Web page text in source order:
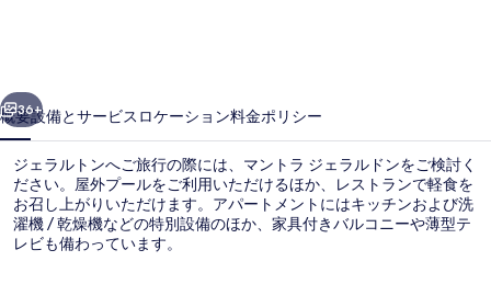
ル
ド
ン
の
写
36+
概要設備とサービス ロケーション料金ポリシー
ジェラルトンへご旅行の際には、マントラ ジェラルドンをご検討く
ださい。屋外プールをご利用いただけるほか、レストランで軽食を
お召し上がりいただけます。アパートメントにはキッチンおよび洗
濯機 / 乾燥機などの特別設備のほか、家具付きバルコニーや薄型テ
レビも備わっています。